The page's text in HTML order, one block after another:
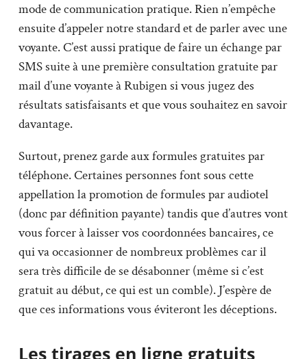
mode de communication pratique. Rien n’empêche
ensuite d’appeler notre standard et de parler avec une
voyante. C’est aussi pratique de faire un échange par
SMS suite à une première consultation gratuite par
mail d’une voyante à Rubigen si vous jugez des
résultats satisfaisants et que vous souhaitez en savoir
davantage.
Surtout, prenez garde aux formules gratuites par
téléphone. Certaines personnes font sous cette
appellation la promotion de formules par audiotel
(donc par définition payante) tandis que d’autres vont
vous forcer à laisser vos coordonnées bancaires, ce
qui va occasionner de nombreux problèmes car il
sera très difficile de se désabonner (même si c’est
gratuit au début, ce qui est un comble). J’espère de
que ces informations vous éviteront les déceptions.
Les tirages en ligne gratuits